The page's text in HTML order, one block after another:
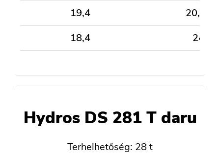
19,4
20,55
18,4
24
Hydros DS 281 T daru
Terhelhetőség: 28 t